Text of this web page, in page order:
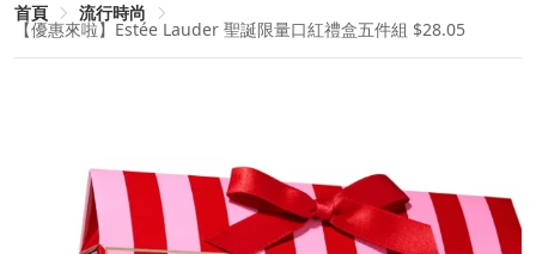
首頁 流行時尚
【優惠來啦】Estée Lauder 聖誕限量口紅禮盒五件組 $28.05